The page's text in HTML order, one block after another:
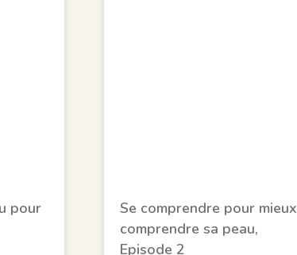
pour
Se comprendre pour mieux
comprendre sa peau,
Episode 2